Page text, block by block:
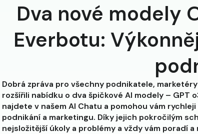
Dva nové modely
Everbotu:
Dobrá zpráva pro všechny podnikatele,
rozšířili nabídku o dva špičkové AI modely –
najdete v našem AI Chatu a pomohou vám
podnikání a marketingu. Díky jejich pokročilým
nejsložitější úkoly a problémy a vždy vám poradí a